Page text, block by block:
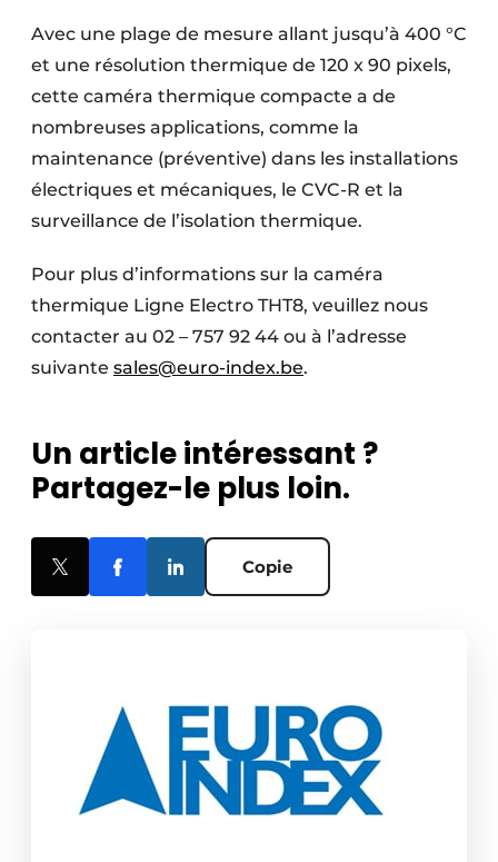
Avec une plage de mesure allant jusqu’à 400 °C
et une résolution thermique de 120 x 90 pixels,
cette caméra thermique compacte a de
nombreuses applications, comme la
maintenance (préventive) dans les installations
électriques et mécaniques, le CVC-R et la
surveillance de l’isolation thermique.
Pour plus d’informations sur la caméra
thermique Ligne Electro THT8, veuillez nous
contacter au 02 – 757 92 44 ou à l’adresse
suivante sales@euro-index.be.
Un article intéressant ?
Partagez-le plus loin.
Copie